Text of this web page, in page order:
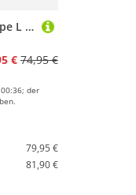
Regenponcho Tatonka Cape L 2026
€ 74,95 €
der
79,95 €
81,90 €